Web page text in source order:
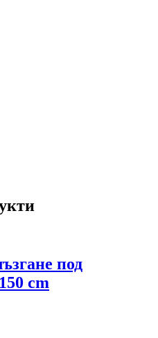
под
cm